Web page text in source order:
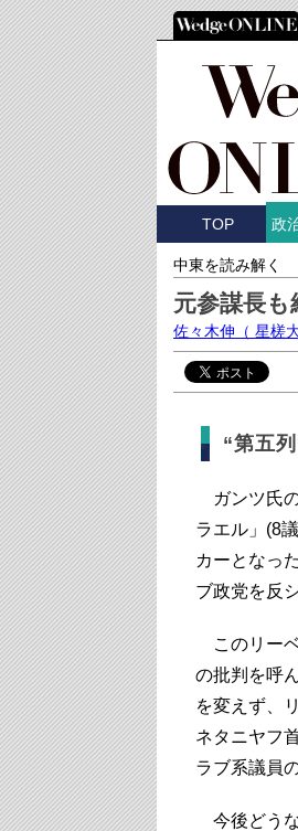
TOP 政
中東を読み解く
元参謀長
佐々木伸 （ 星槎
“第五
ガンツ氏
ラエル」(8
カーとなっ
ブ政党を反
このリーベ
の批判を呼
を変えず、
ネタニヤフ
ラブ系議員
今後どう